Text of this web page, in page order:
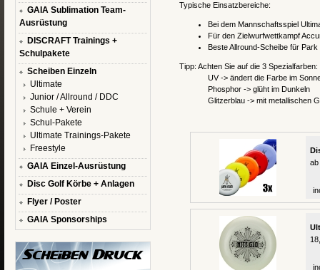
GAIA Sublimation Team-
Ausrüstung
DISCRAFT Trainings +
Schulpakete
Scheiben Einzeln
Ultimate
Junior / Allround / DDC
Schule + Verein
Schul-Pakete
Ultimate Trainings-Pakete
Freestyle
GAIA Einzel-Ausrüstung
Disc Golf Körbe + Anlagen
Flyer / Poster
GAIA Sponsorships
Typische Einsatzbereiche:
Bei dem Mannschaftsspiel
Für den Zielwurfwettkampf
Beste Allround-Scheibe für Park
Tipp: Achten Sie auf die 3 Spezialfarben:
UV -> ändert die Farbe im
Phosphor -> glüht im Dunkeln
Glitzerblau -> mit metallischen
ab